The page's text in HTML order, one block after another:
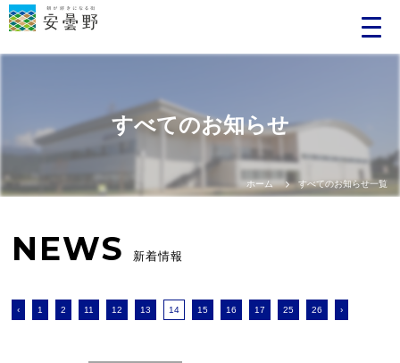
すべてのお知らせ
ホーム すべてのお知らせ一覧
NEWS 新着情報
‹ 1 2 11 12 13 14 15 16 17 25 26 ›